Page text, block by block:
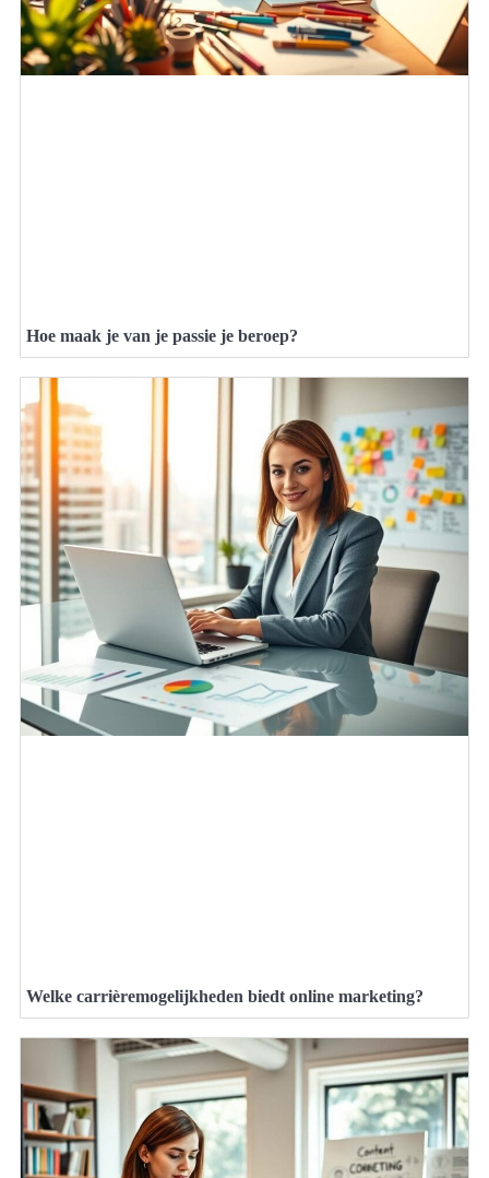
Hoe maak je van je passie je beroep?
Welke carrièremogelijkheden biedt online marketing?